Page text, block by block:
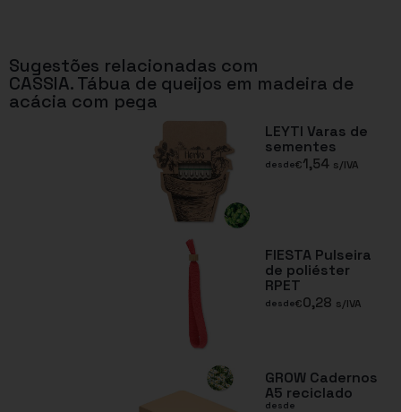
Sugestões relacionadas com
CASSIA. Tábua de queijos em madeira de
acácia com pega
LEYTI Varas de
sementes
desde€1,54 s/IVA
FIESTA Pulseira
de poliéster
RPET
desde€0,28 s/IVA
GROW Cadernos
A5 reciclado
desde